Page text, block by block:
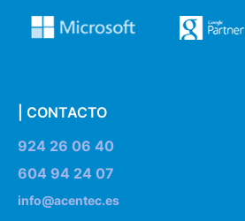
| CONTACTO
924 26 06 40
604 94 24 07
info@acentec.es